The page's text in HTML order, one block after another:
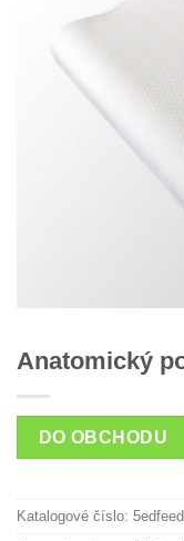
Anatomický
DO OBCHODU
Katalogové číslo: